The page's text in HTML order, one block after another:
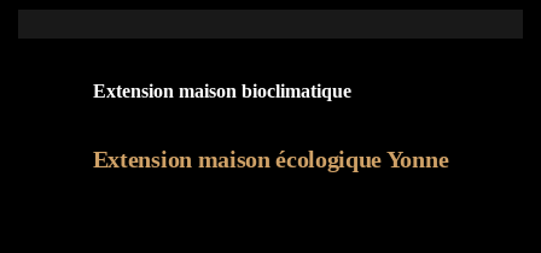
Extension maison bioclimatique
Extension maison écologique Yonne